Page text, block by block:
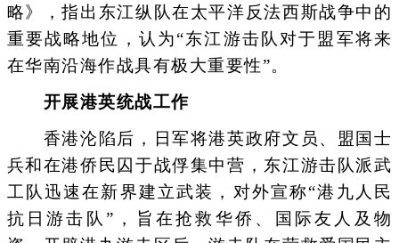
略》，指出东江纵队在太平洋反法西斯战争中的
重要战略地位，认为“东江游击队对于盟军将来
在华南沿海作战具有极大重要性”。
开展港英统战工作
香港沦陷后，日军将港英政府文员、盟国士
兵和在港侨民囚于战俘集中营，东江游击队派武
工队迅速在新界建立武装，对外宣称“港九人民
抗日游击队”，旨在抢救华侨、国际友人及物